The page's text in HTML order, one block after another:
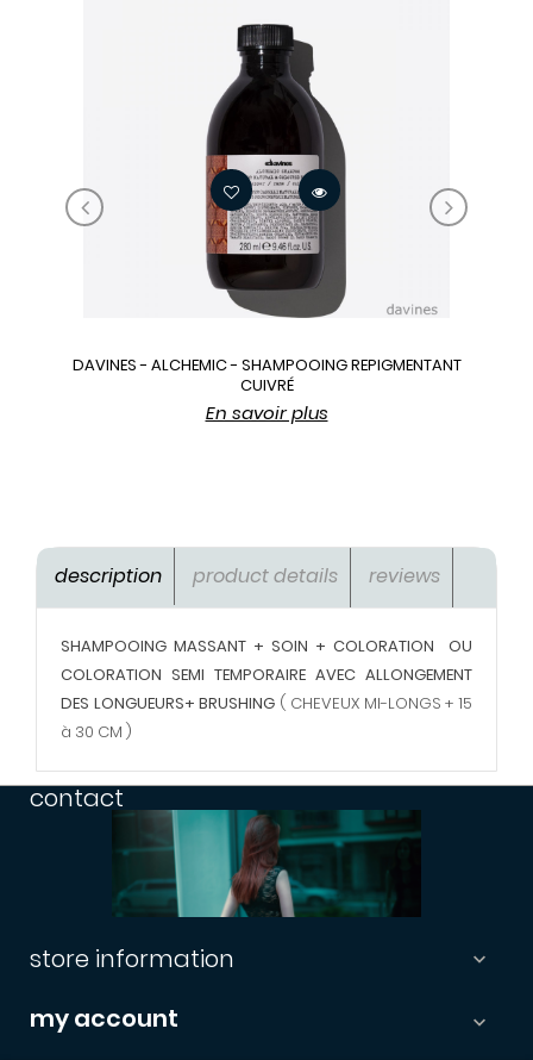
DAVINES - ALCHEMIC - SHAMPOOING REPIGMENTANT
CUIVRÉ
En savoir plus
description product details reviews
SHAMPOOING MASSANT + SOIN + COLORATION OU
COLORATION SEMI TEMPORAIRE AVEC ALLONGEMENT
DES LONGUEURS+ BRUSHING ( CHEVEUX MI-LONGS + 15
à 30 CM )
contact
store information 
my account 